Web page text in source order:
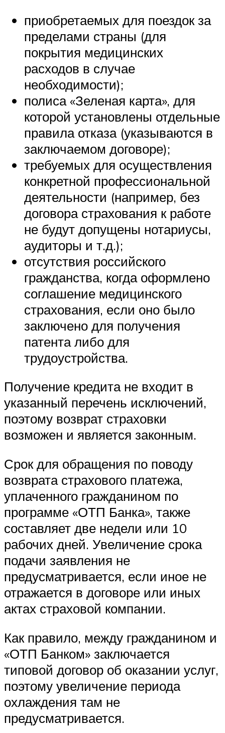
приобретаемых для поездок за
пределами страны (для
покрытия медицинских
расходов в случае
необходимости);
полиса «Зеленая карта», для
которой установлены отдельные
правила отказа (указываются в
заключаемом договоре);
требуемых для осуществления
конкретной профессиональной
деятельности (например, без
договора страхования к работе
не будут допущены нотариусы,
аудиторы и т.д.);
отсутствия российского
гражданства, когда оформлено
соглашение медицинского
страхования, если оно было
заключено для получения
патента либо для
трудоустройства.
Получение кредита не входит в
указанный перечень исключений,
поэтому возврат страховки
возможен и является законным.
Срок для обращения по поводу
возврата страхового платежа,
уплаченного гражданином по
программе «ОТП Банка», также
составляет две недели или 10
рабочих дней. Увеличение срока
подачи заявления не
предусматривается, если иное не
отражается в договоре или иных
актах страховой компании.
Как правило, между гражданином и
«ОТП Банком» заключается
типовой договор об оказании услуг,
поэтому увеличение периода
охлаждения там не
предусматривается.